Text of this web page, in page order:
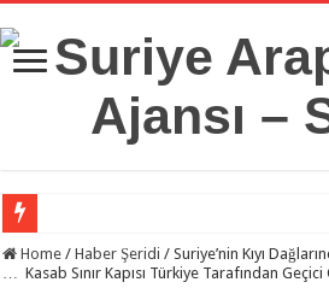
Suriye Savunma Bakanlığı’ndan Bir Heyet,
Home / Haber Şeridi / Suriye’nin Kıyı
… Kasab Sınır Kapısı Türkiye Tarafından Geçici